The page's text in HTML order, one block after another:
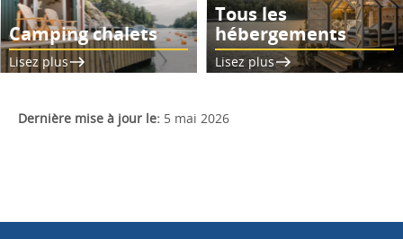
Camping chalets
Lisez plus
Tous les
hébergements
Lisez plus
Dernière mise à jour le: 5 mai 2026